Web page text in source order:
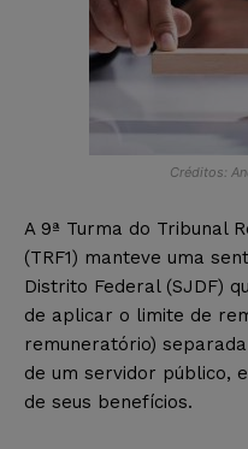
Créditos:
A 9ª Turma do Tribunal
(TRF1) manteve uma
Distrito Federal (SJDF)
de aplicar o limite de
remuneratório)
de um servidor público,
de seus benefícios.